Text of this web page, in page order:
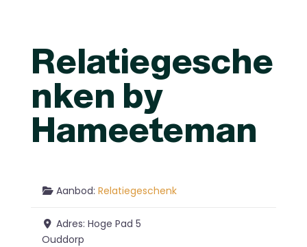
Relatiegesche
nken by
Hameeteman
Aanbod:Relatiegeschenk
Adres:Hoge Pad 5
Ouddorp